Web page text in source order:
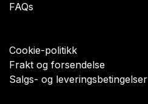
FAQs
Cookie-politikk
Frakt og forsendelse
Salgs- og leveringsbetingelser